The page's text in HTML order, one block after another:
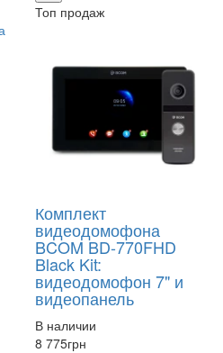
Топ продаж
Комплект
видеодомофона
BCOM BD-770FHD
Black Kit:
видеодомофон 7" и
видеопанель
В наличии
8 775грн